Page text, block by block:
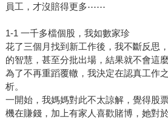
員工，才沒賠得更多⋯⋯
1-1 一千多檔個股，我如數家珍
花了三個月找到新工作後，我不斷反思
的智慧，甚至分批出場，結果就不會這
為了不再重蹈覆轍，我決定在認真工作
析。
一開始，我媽媽對此不太諒解，覺得股
機在賺錢，加上有家人喜歡賭博，她對